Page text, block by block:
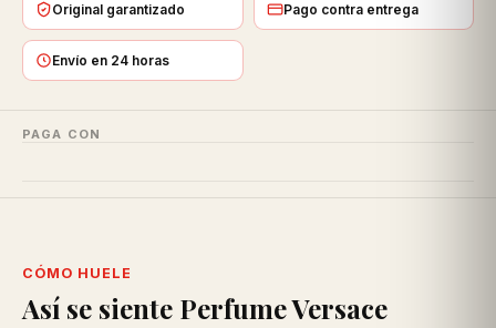
Original garantizado Pago contra entrega
Envío en 24 horas
PAGA CON
CÓMO HUELE
Así se siente Perfume Versace